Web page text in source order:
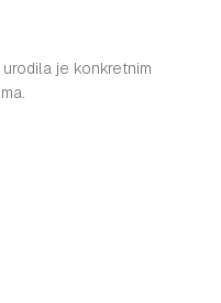
je konkretnim